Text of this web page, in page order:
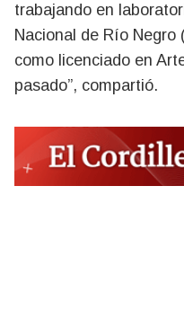
trabajando en
Nacional de Río Negro
como licenciado en
pasado”, compartió.